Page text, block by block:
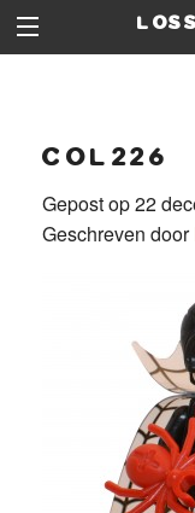
col226
Gepost op 22
Geschreven door